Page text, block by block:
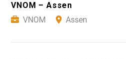
VNOM – Assen
VNOM
Assen